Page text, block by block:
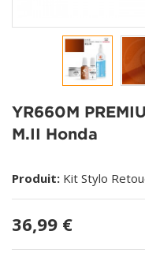
YR660M
M.II Honda
Produit: Kit Stylo
36,99 €